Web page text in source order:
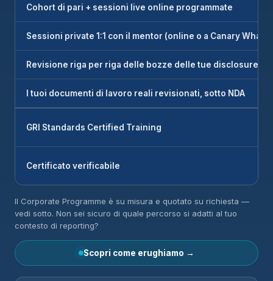
Cohort di pari + sessioni live online programmate
Sessioni private 1:1 con il mentor (online o a Canary Wharf
Revisione riga per riga delle bozze delle tue disclosure
I tuoi documenti di lavoro reali revisionati, sotto NDA
GRI Standards Certified Training
Certificato verificabile
Il Corporate Programme è su misura e quotato su richiesta —
vedi sotto. Non sei sicuro di quale percorso si adatti al tuo
contesto di reporting?
Scopri come erughiamo →